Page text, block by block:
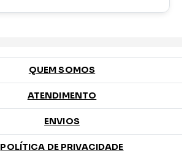
QUEM SOMOS
ATENDIMENTO
ENVIOS
POLÍTICA DE PRIVACIDADE